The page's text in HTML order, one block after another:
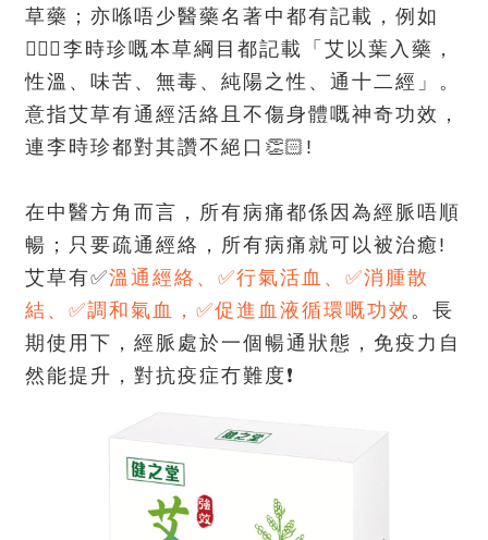
草藥；亦喺唔少醫藥名著中都有記載，例如
👨🏻‍⚕️李時珍嘅本草綱目都記載「艾以葉入藥，
性溫、味苦、無毒、純陽之性、通十二經」。
意指艾草有通經活絡且不傷身體嘅神奇功效，
連李時珍都對其讚不絕口👏🏻!
在中醫方角而言，所有病痛都係因為經脈唔順
暢；只要疏通經絡，所有病痛就可以被治癒!
艾草有✅溫通經絡、✅行氣活血、✅消腫散
結、✅調和氣血，✅促進血液循環嘅功效 。長
期使用下，經脈處於一個暢通狀態，免疫力自
然能提升，對抗疫症冇難度❗